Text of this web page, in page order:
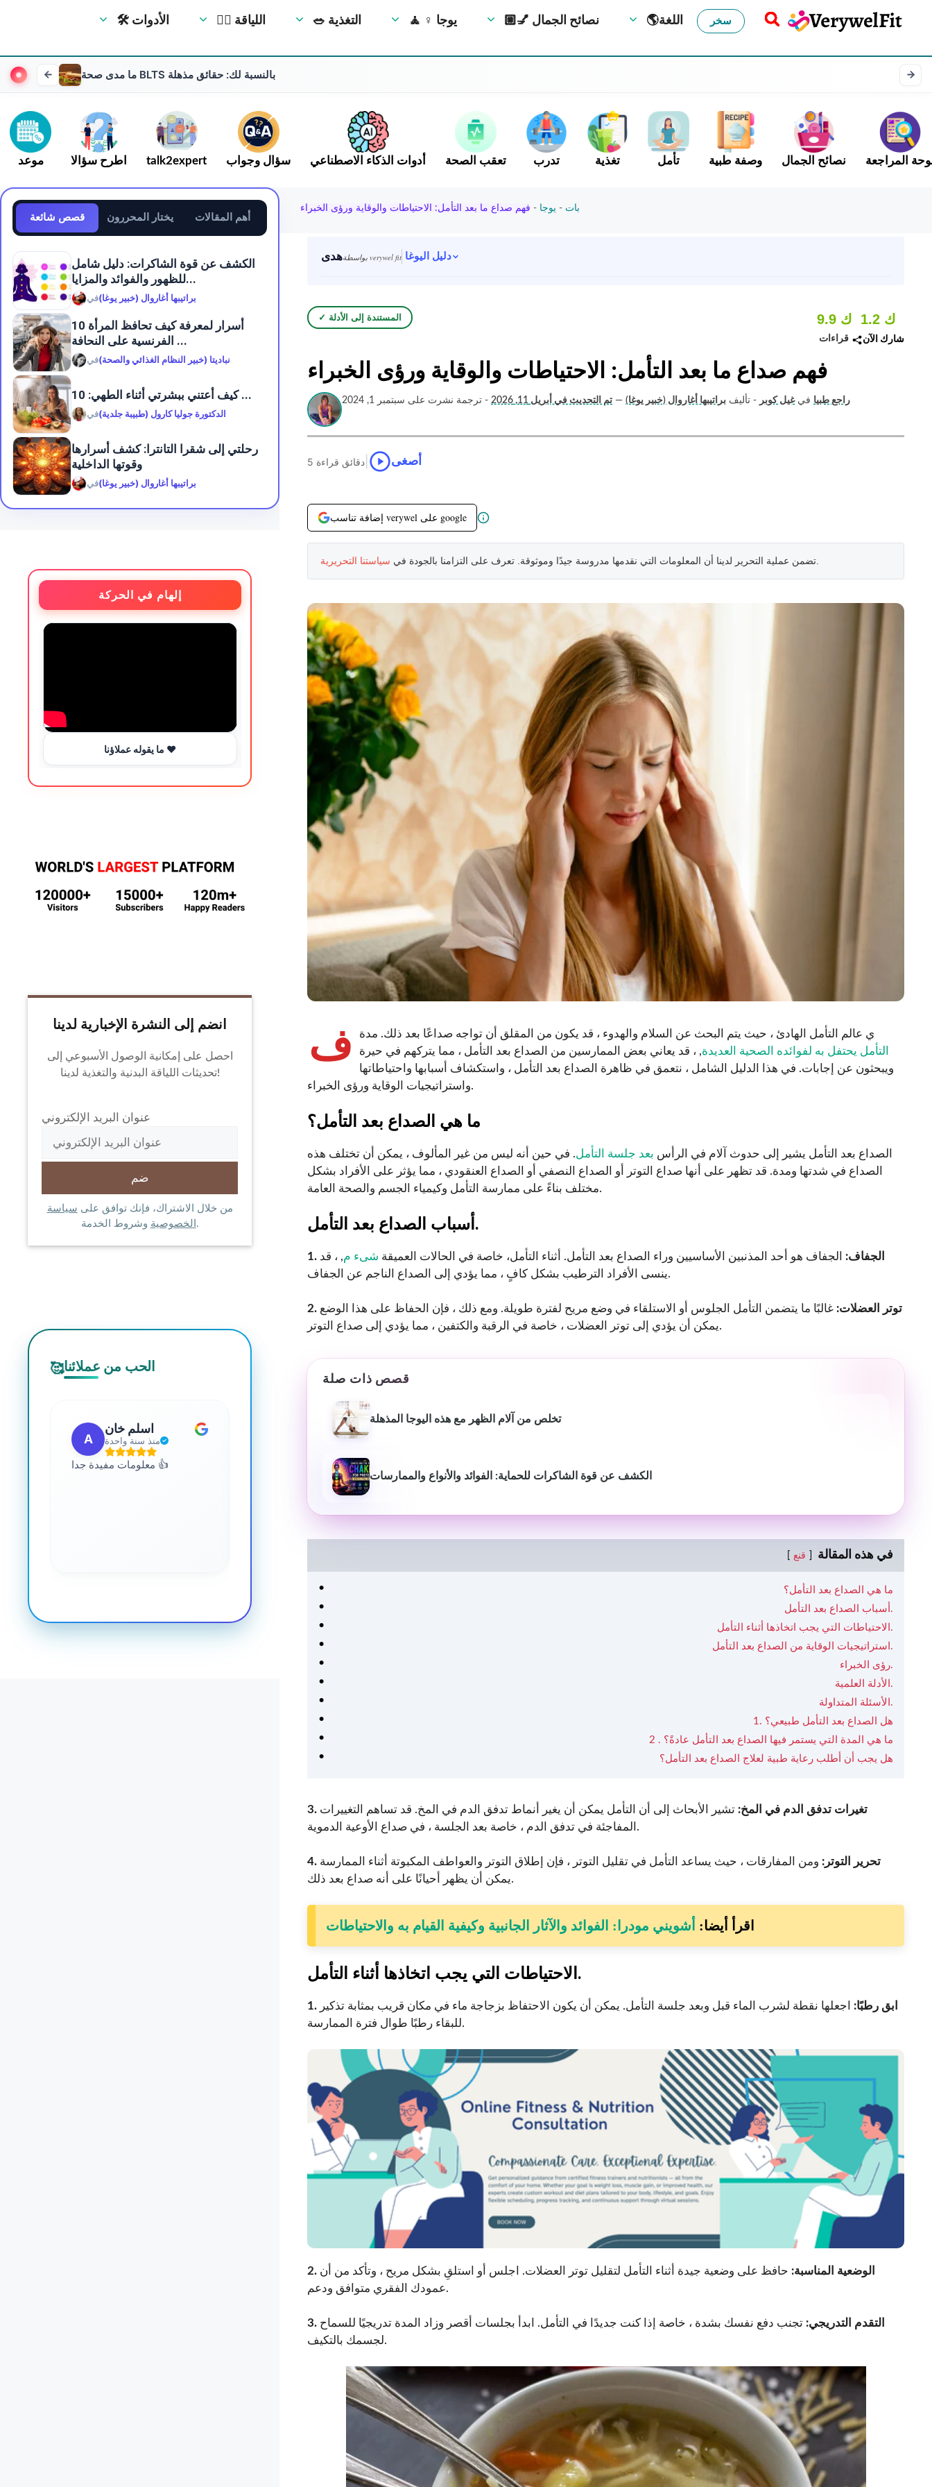
🛠 الأدوات 🏋️‍♀️ اللياقة 🥗 التغذية 🧘 ‍♀️ يوجا 💅🏼 نصائح الجمال 🌎اللغة سخر
ما مدى صحة BLTS بالنسبة لك: حقائق مذهلة
موعد اطرح سؤالا talk2expert سؤال وجواب أدوات الذكاء الاصطناعي تعقب الصحة تدرب تغذية تأمل وصفة طبية نصائح الجمال المراجعة
بات - يوجا - فهم صداع ما بعد التأمل: الاحتياطات والوقاية ورؤى الخبراء
هدى بواسطة verywel fit دليل اليوغا
✓ المستندة إلى الأدلة 9.9 ك
قراءات
1.2 ك
شارك الآن
فهم صداع ما بعد التأمل: الاحتياطات والوقاية ورؤى الخبراء
راجع طبيا في غيل كوبر - تأليف براتيبها أغاروال (خبير يوغا) — تم التحديث في أبريل 11, 2026 - ترجمة نشرت على سبتمبر 1, 2024
5 دقائق قراءة أصغى
إضافة تناسب verywel على google
تضمن عملية التحرير لدينا أن المعلومات التي نقدمها مدروسة جيدًا وموثوقة. تعرف على التزامنا بالجودة في سياستنا التحريرية
ف
ي عالم التأمل الهادئ ، حيث يتم البحث عن السلام والهدوء ، قد يكون من المقلق أن تواجه صداعًا بعد ذلك. مدة
التأمل يحتفل به لفوائده الصحية العديدة, ، قد يعاني بعض الممارسين من الصداع بعد التأمل ، مما يتركهم في حيرة
ويبحثون عن إجابات. في هذا الدليل الشامل ، نتعمق في ظاهرة الصداع بعد التأمل ، واستكشاف أسبابها واحتياطاتها
واستراتيجيات الوقاية ورؤى الخبراء.
ما هي الصداع بعد التأمل؟
الصداع بعد التأمل يشير إلى حدوث آلام في الرأس بعد جلسة التأمل. في حين أنه ليس من غير المألوف ، يمكن أن تختلف هذه
الصداع في شدتها ومدة. قد تظهر على أنها صداع التوتر أو الصداع النصفي أو الصداع العنقودي ، مما يؤثر على الأفراد بشكل
مختلف بناءً على ممارسة التأمل وكيمياء الجسم والصحة العامة.
أسباب الصداع بعد التأمل.
1. الجفاف: الجفاف هو أحد المذنبين الأساسيين وراء الصداع بعد التأمل. أثناء التأمل، خاصة في الحالات العميقة شىء م, ، قد
ينسى الأفراد الترطيب بشكل كافٍ ، مما يؤدي إلى الصداع الناجم عن الجفاف.
2. توتر العضلات: غالبًا ما يتضمن التأمل الجلوس أو الاستلقاء في وضع مريح لفترة طويلة. ومع ذلك ، فإن الحفاظ على هذا الوضع
يمكن أن يؤدي إلى توتر العضلات ، خاصة في الرقبة والكتفين ، مما يؤدي إلى صداع التوتر.
قصص ذات صلة
تخلص من آلام الظهر مع هذه اليوجا المذهلة
الكشف عن قوة الشاكرات للحماية: الفوائد والأنواع والممارسات
في هذه المقالة قنع
ما هي الصداع بعد التأمل؟
أسباب الصداع بعد التأمل.
الاحتياطات التي يجب اتخاذها أثناء التأمل.
استراتيجيات الوقاية من الصداع بعد التأمل.
رؤى الخبراء.
الأدلة العلمية.
الأسئلة المتداولة.
1. هل الصداع بعد التأمل طبيعي؟
2 . ما هي المدة التي يستمر فيها الصداع بعد التأمل عادةً؟
هل يجب أن أطلب رعاية طبية لعلاج الصداع بعد التأمل؟
3. تغيرات تدفق الدم في المخ: تشير الأبحاث إلى أن التأمل يمكن أن يغير أنماط تدفق الدم في المخ. قد تساهم التغييرات
المفاجئة في تدفق الدم ، خاصة بعد الجلسة ، في صداع الأوعية الدموية.
4. تحرير التوتر: ومن المفارقات ، حيث يساعد التأمل في تقليل التوتر ، فإن إطلاق التوتر والعواطف المكبوتة أثناء الممارسة
يمكن أن يظهر أحيانًا على أنه صداع بعد ذلك.
اقرأ أيضا: أشويني مودرا: الفوائد والآثار الجانبية وكيفية القيام به والاحتياطات
الاحتياطات التي يجب اتخاذها أثناء التأمل.
1. ابق رطبًا: اجعلها نقطة لشرب الماء قبل وبعد جلسة التأمل. يمكن أن يكون الاحتفاظ بزجاجة ماء في مكان قريب بمثابة تذكير
للبقاء رطبًا طوال فترة الممارسة.
2. الوضعية المناسبة: حافظ على وضعية جيدة أثناء التأمل لتقليل توتر العضلات. اجلس أو استلقِ بشكل مريح ، وتأكد من أن
عمودك الفقري متوافق ودعم.
3. التقدم التدريجي: تجنب دفع نفسك بشدة ، خاصة إذا كنت جديدًا في التأمل. ابدأ بجلسات أقصر وزاد المدة تدريجيًا للسماح
لجسمك بالتكيف.
قصص شائعة يختار المحررون أهم المقالات
الكشف عن قوة الشاكرات: دليل شامل
للظهور والفوائد والمزايا...
فيبراتيبها أغاروال (خبير يوغا)
10 أسرار لمعرفة كيف تحافظ المرأة
الفرنسية على النحافة ...
فينباديتا (خبير النظام الغذائي والصحة)
كيف أعتني ببشرتي أثناء الطهي: 10 ...
فيالدكتورة جوليا كارول (طبيبة جلدية)
رحلتي إلى شقرا التانترا: كشف أسرارها
وقوتها الداخلية
فيبراتيبها أغاروال (خبير يوغا)
إلهام في الحركة
ما يقوله عملاؤنا ❤️ تمرين بالطوب في المنزل 🔥 تمارين يمكنك القيام بها أثناء الكذب 💪
انضم إلى النشرة الإخبارية لدينا
احصل على إمكانية الوصول الأسبوعي إلى
تحديثات اللياقة البدنية والتغذية لدينا!
عنوان البريد الإلكتروني
من خلال الاشتراك، فإنك توافق على سياسة
الخصوصية وشروط الخدمة.
🥰الحب من عملائنا
A
اسلم خان
منذ سنة واحدة
معلومات مفيدة جدا 👍
غولام مهب
2 سنوات مضت
إنه مفيد للغاية للجميع. يمكنك
اكتساب المزيد من المعرفة حول
سانتانو موخيرجي
المفيد والمفيد